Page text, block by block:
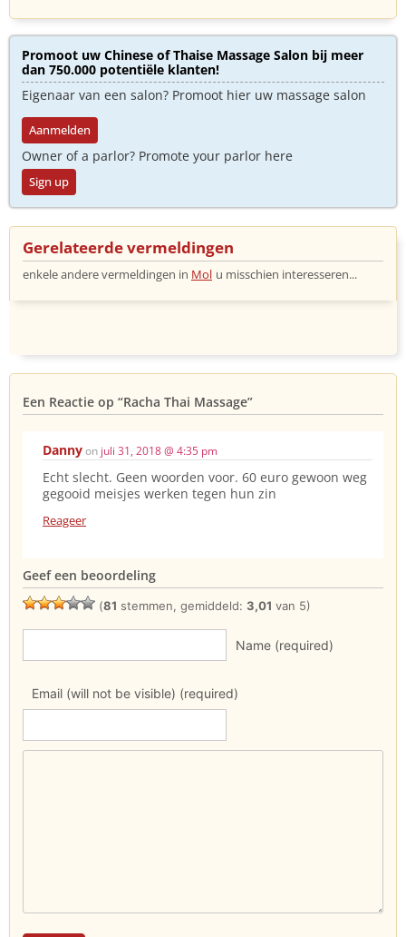
Promoot uw Chinese of Thaise Massage Salon bij meer
dan 750.000 potentiële klanten!
Eigenaar van een salon? Promoot hier uw massage salon
Aanmelden
Owner of a parlor? Promote your parlor here
Sign up
Gerelateerde vermeldingen
enkele andere vermeldingen in Mol u misschien interesseren...
Een Reactie op “Racha Thai Massage”
Dannyon juli 31, 2018 @ 4:35 pm
Echt slecht. Geen woorden voor. 60 euro gewoon weg
gegooid meisjes werken tegen hun zin
Reageer
Geef een beoordeling
(81 stemmen, gemiddeld: 3,01 van 5)
Name (required)
Email (will not be visible) (required)